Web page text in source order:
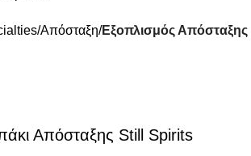
Απόσταξη Εξοπλισμός Απόσταξης
Απόσταξης Still Spirits